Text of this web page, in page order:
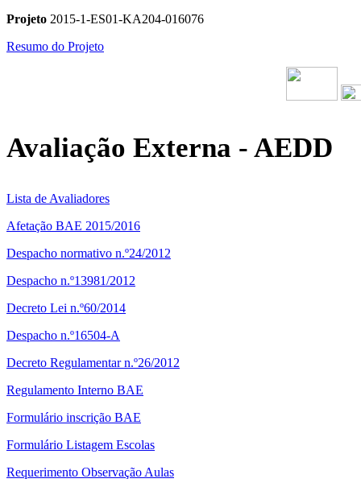
Projeto 2015-1-ES01-KA204-016076
Resumo do Projeto
Avaliação Externa - AEDD
Lista de Avaliadores
Afetação BAE 2015/2016
Despacho normativo n.º24/2012
Despacho n.º13981/2012
Decreto Lei n.º60/2014
Despacho n.º16504-A
Decreto Regulamentar n.º26/2012
Regulamento Interno BAE
Formulário inscrição BAE
Formulário Listagem Escolas
Requerimento Observação Aulas